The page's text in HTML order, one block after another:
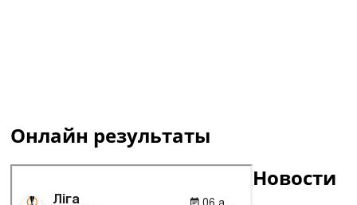
Онлайн результаты
Новости